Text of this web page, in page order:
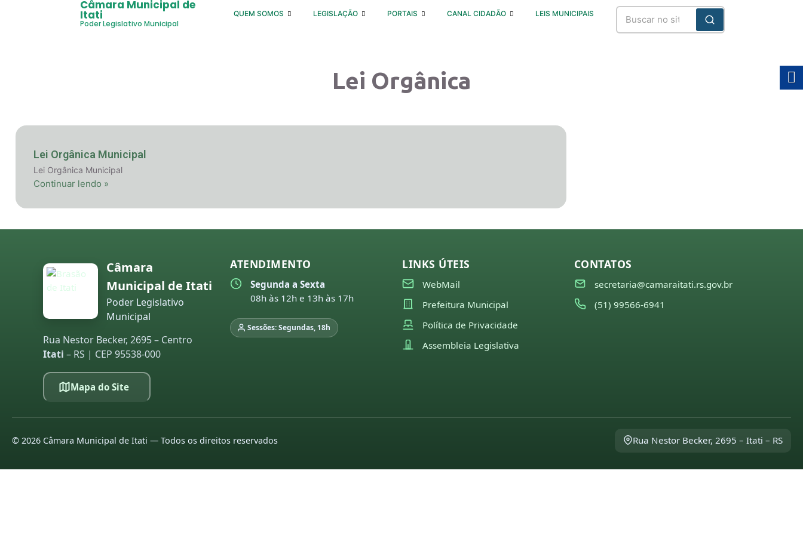
Câmara Municipal de
Itati
Poder Legislativo Municipal
QUEM SOMOS LEGISLAÇÃO PORTAIS CANAL CIDADÃO LEIS MUNICIPAIS
Lei Orgânica
Lei Orgânica Municipal
Lei Orgânica Municipal
Continuar lendo »
Câmara
Municipal de Itati
Poder Legislativo
Municipal
Rua Nestor Becker, 2695 – Centro
Itati – RS | CEP 95538-000
Mapa do Site
ATENDIMENTO
Segunda a Sexta
08h às 12h e 13h às 17h
Sessões: Segundas, 18h
LINKS ÚTEIS
WebMail
Prefeitura Municipal
Política de Privacidade
Assembleia Legislativa
CONTATOS
secretaria@camaraitati.rs.gov.br
(51) 99566-6941
© 2026 Câmara Municipal de Itati — Todos os direitos reservados Rua Nestor Becker, 2695 – Itati – RS